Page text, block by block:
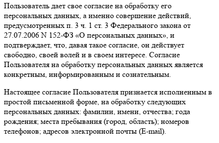
Пользователь дает свое согласие на обработку его
персональных данных, а именно совершение действий,
предусмотренных п. 3 ч. 1 ст. 3 Федерального закона от
27.07.2006 N 152-ФЗ «О персональных данных», и
подтверждает, что, давая такое согласие, он действует
свободно, своей волей и в своем интересе. Согласие
Пользователя на обработку персональных данных является
конкретным, информированным и сознательным.
Настоящее согласие Пользователя признается исполненным в
простой письменной форме, на обработку следующих
персональных данных: фамилии, имени, отчества; года
рождения; места пребывания (город, область); номеров
телефонов; адресов электронной почты (E-mail).